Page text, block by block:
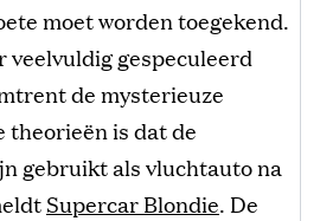
moet worden toegekend.
veelvuldig gespeculeerd
de mysterieuze
theorieën is dat de
gebruikt als vluchtauto na
Supercar Blondie. De